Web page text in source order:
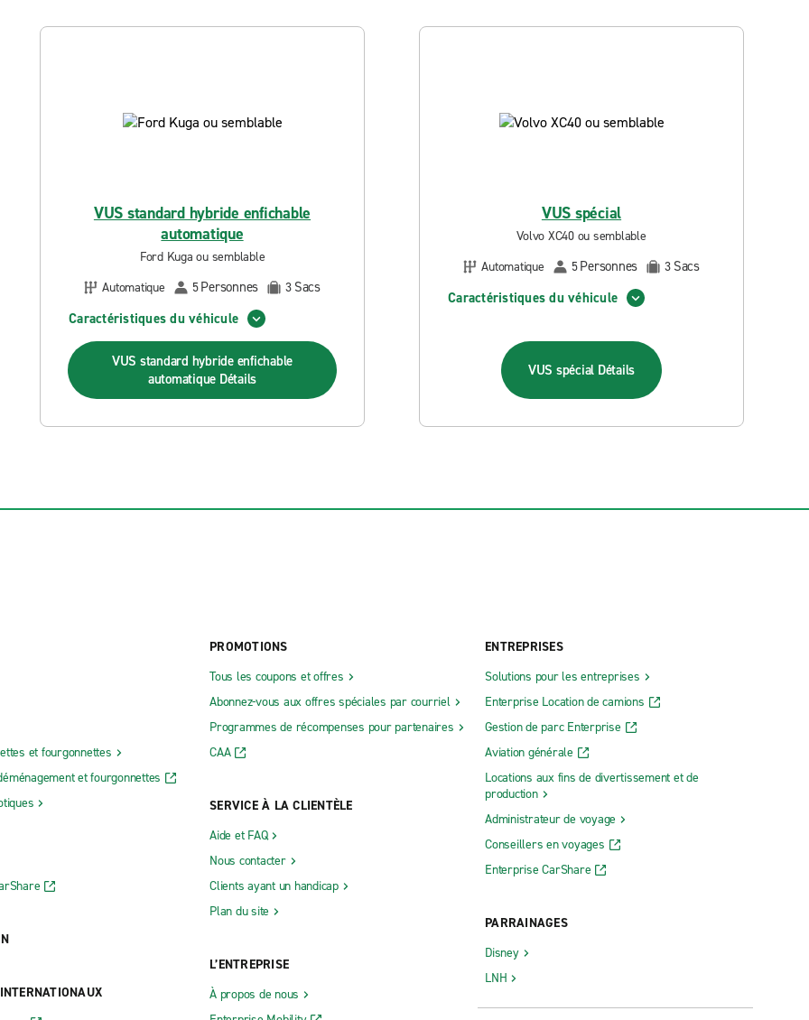
VUS standard hybride enfichable
automatique
Ford Kuga ou semblable
Automatique
5Personnes 3 Sacs
Caractéristiques du véhicule
VUS standard hybride enfichable
automatique Détails
VUS spécial
Volvo XC40 ou semblable
Automatique
5Personnes 3 Sacs
Caractéristiques du véhicule
VUS spécial Détails
et fourgonnettes
et fourgonnettes
PROMOTIONS
Tous les coupons et offres
Abonnez-vous aux offres spéciales par courriel
Programmes de récompenses pour partenaires
CAA
SERVICE À LA CLIENTÈLE
Aide et FAQ
Nous contacter
Clients ayant un handicap
Plan du site
L’ENTREPRISE
À propos de nous
ENTREPRISES
Solutions pour les entreprises
Enterprise Location de camions
Gestion de parc Enterprise
Aviation générale
Locations aux fins de divertissement et de
production
Administrateur de voyage
Conseillers en voyages
Enterprise CarShare
PARRAINAGES
Disney
LNH